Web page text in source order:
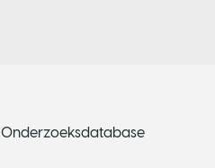
Onderzoeksdatabase